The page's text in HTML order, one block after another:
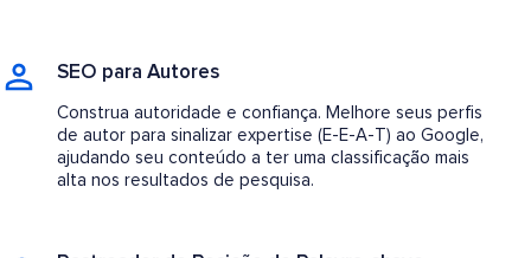
SEO para Autores
Construa autoridade e confiança. Melhore seus perfis
de autor para sinalizar expertise (E-E-A-T) ao Google,
ajudando seu conteúdo a ter uma classificação mais
alta nos resultados de pesquisa.